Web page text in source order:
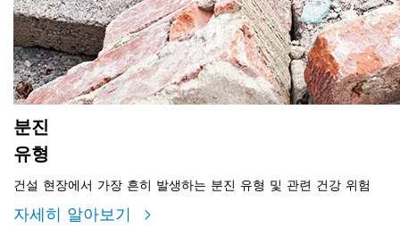
분진
유형
건설 현장에서 가장 흔히 발생하는 분진 유형 및 관련 건강 위험
자세히 알아보기